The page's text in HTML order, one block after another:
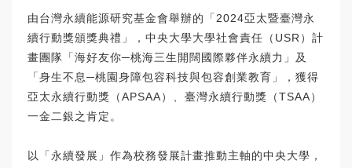
由台灣永續能源研究基金會舉辦的「2024亞太暨臺灣永
續行動獎頒獎典禮」，中央大學大學社會責任（USR）計
畫團隊「海好友你─桃海三生開闊國際夥伴永續力」及
「身生不息─桃園身障包容科技與包容創業教育」，獲得
亞太永續行動獎（APSAA）、臺灣永續行動獎（TSAA）
一金二銀之肯定。
以「永續發展」作為校務發展計畫推動主軸的中央大學，